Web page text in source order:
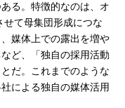
る。特徴的なのは、オ
せて母集団形成につな
媒体上での露出を増や
ど、「独自の採用活動
だ。これまでのような
による独自の媒体活用